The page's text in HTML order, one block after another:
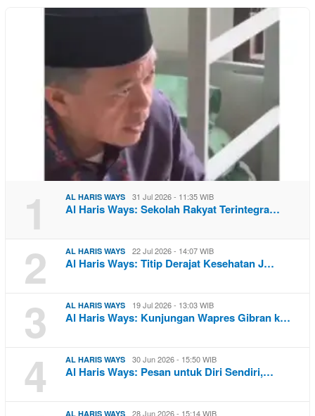
1 AL HARIS WAYS 31 Jul 2026 - 11:35 WIB
Al Haris Ways: Sekolah Rakyat Terintegra…
2 AL HARIS WAYS 22 Jul 2026 - 14:07 WIB
Al Haris Ways: Titip Derajat Kesehatan J…
3 AL HARIS WAYS 19 Jul 2026 - 13:03 WIB
Al Haris Ways: Kunjungan Wapres Gibran k…
4 AL HARIS WAYS 30 Jun 2026 - 15:50 WIB
Al Haris Ways: Pesan untuk Diri Sendiri,…
AL HARIS WAYS 28 Jun 2026 - 15:14 WIB